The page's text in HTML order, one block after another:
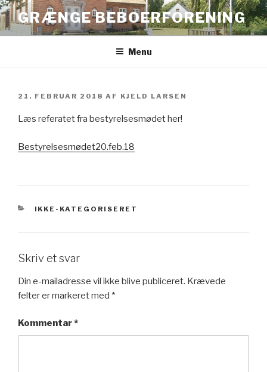
Videre
til
indhold
GRÆNGE BEBOERFORENING
Menu
UDGIVET
21. FEBRUAR 2018 AF KJELD LARSEN
Læs referatet fra bestyrelsesmødet her!
Bestyrelsesmødet20.feb.18
KATEGORIER
IKKE-KATEGORISERET
Skriv et svar
Din e-mailadresse vil ikke blive publiceret. Krævede
felter er markeret med *
Kommentar*